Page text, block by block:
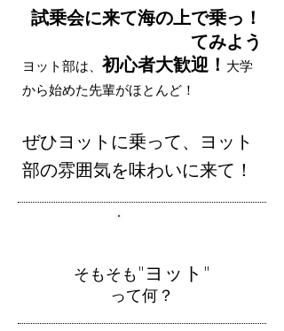
！試乗会に来て海の上で乗っ
てみよう
ヨット部は、 初心者大歓迎！ 大学
から始めた先輩がほとんど！
ぜひヨットに乗って、ヨット
部の雰囲気を味わいに来て！
そもそも"ヨット"
って何？